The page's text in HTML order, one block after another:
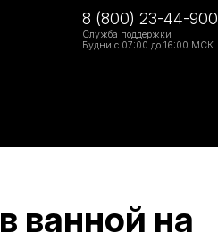
8 (800) 23-44-900
Служба поддержки
Будни с 07:00 до 16:00 МСК
ванной на